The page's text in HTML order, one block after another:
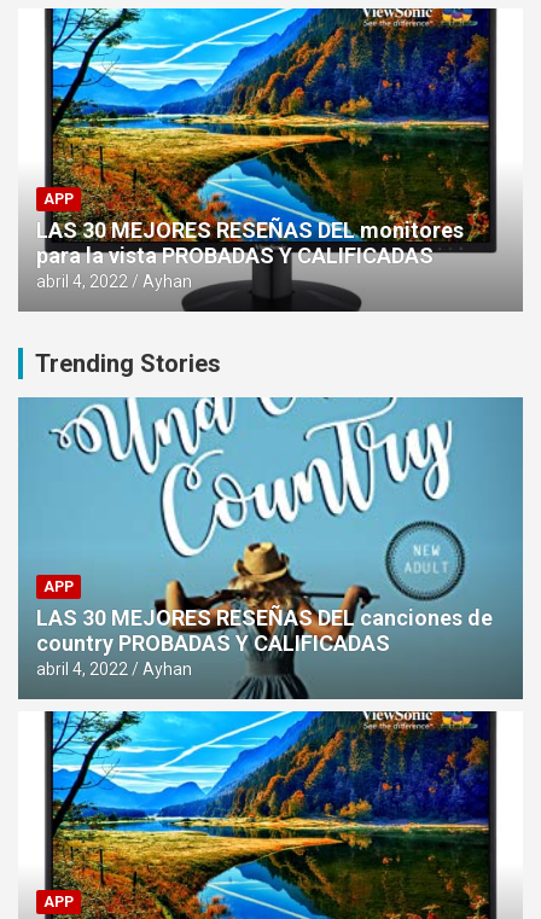
APP
LAS 30 MEJORES RESEÑAS DEL monitores
para la vista PROBADAS Y CALIFICADAS
abril 4, 2022 Ayhan
Trending Stories
APP
LAS 30 MEJORES RESEÑAS DEL canciones de
country PROBADAS Y CALIFICADAS
abril 4, 2022 Ayhan
APP